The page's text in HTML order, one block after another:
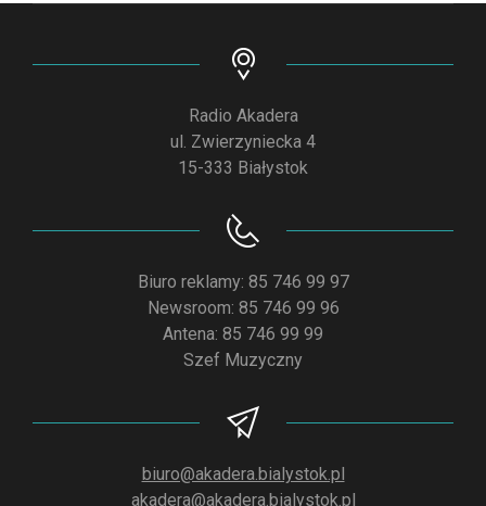
Radio Akadera
ul. Zwierzyniecka 4
15-333 Białystok
Biuro reklamy: 85 746 99 97
Newsroom: 85 746 99 96
Antena: 85 746 99 99
Szef Muzyczny
biuro@akadera.bialystok.pl
akadera@akadera.bialystok.pl